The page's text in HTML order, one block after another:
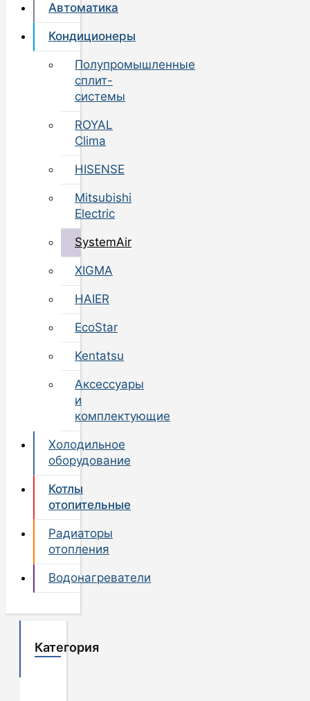
Автоматика
Кондиционеры
Полупромышленные
сплит-
системы
ROYAL
Clima
HISENSE
Mitsubishi
Electric
SystemAir
XIGMA
HAIER
EcoStar
Kentatsu
Аксессуары
и
комплектующие
Холодильное
оборудование
Котлы
отопительные
Радиаторы
отопления
Водонагреватели
Категория